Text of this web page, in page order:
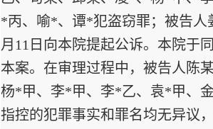
*丙、喻*、谭*犯盗窃罪；被告人
月11日向本院提起公诉。本院于
本案。在审理过程中，被告人陈
杨*甲、李*甲、李*乙、袁*甲、
指控的犯罪事实和罪名均无异议